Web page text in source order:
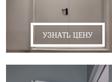
УЗНАТЬ ЦЕНУ